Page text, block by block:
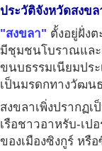
ประวัติจังหวัดสงขล
"สงขลา" ตั้งอยู่ฝั่ง
มีชุมชนโบราณและ
ขนบธรรมเนียมปร
เป็นมรดกทางวัฒน
สงขลาเพิ่งปรากฏ
เรือชาวอาหรับ-เป
ของเมืองซิงกูร์ หรื